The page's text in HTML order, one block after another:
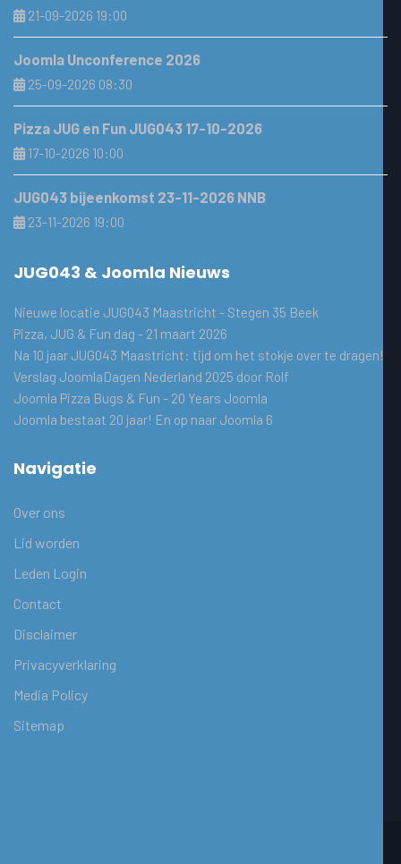
21-09-2026 19:00
Joomla Unconference 2026
25-09-2026 08:30
Pizza JUG en Fun JUG043 17-10-2026
17-10-2026 10:00
JUG043 bijeenkomst 23-11-2026 NNB
23-11-2026 19:00
JUG043 & Joomla Nieuws
Nieuwe locatie JUG043 Maastricht - Stegen 35 Beek
Pizza, JUG & Fun dag - 21 maart 2026
Na 10 jaar JUG043 Maastricht: tijd om het stokje over te dragen!
Verslag JoomlaDagen Nederland 2025 door Rolf
Joomla Pizza Bugs & Fun - 20 Years Joomla
Joomla bestaat 20 jaar! En op naar Joomla 6
Navigatie
Over ons
Lid worden
Leden Login
Contact
Disclaimer
Privacyverklaring
Media Policy
Sitemap